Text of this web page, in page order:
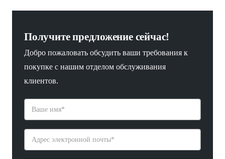
Получите предложение сейчас!
Добро пожаловать обсудить ваши требования к
покупке с нашим отделом обслуживания
клиентов.